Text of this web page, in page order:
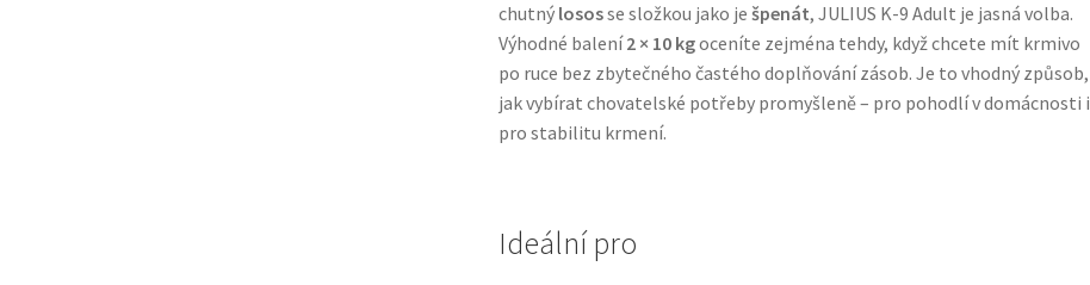
chutný lososse složkou jako je špenát, JULIUS K-9 Adult je jasná volba.
Výhodné balení2 × 10 kgoceníte zejména tehdy, když chcete mít krmivo
po ruce bez zbytečného častého doplňování zásob. Je to vhodný způsob,
jak vybírat chovatelské potřeby promyšleně – pro pohodlí v domácnosti i
pro stabilitu krmení.
Ideální pro